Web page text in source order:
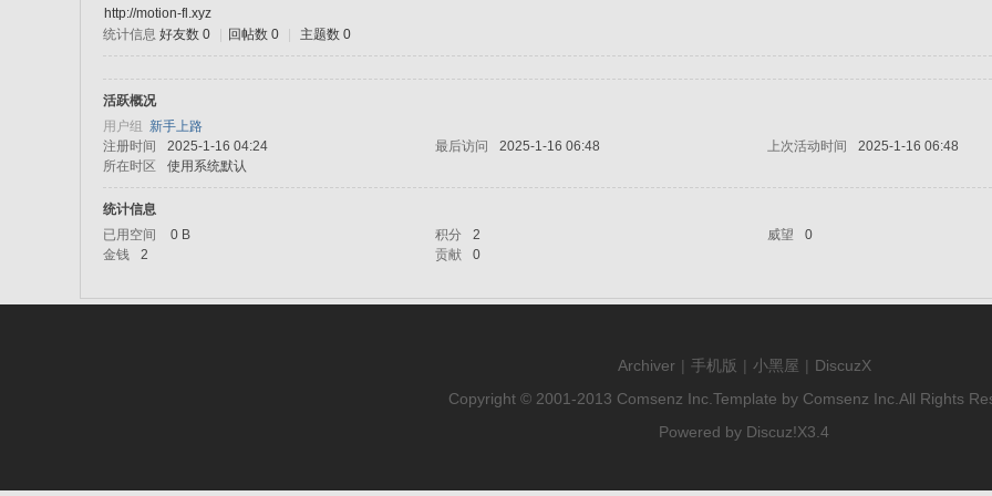
http://motion-fl.xyz
统计信息 好友数 0 回帖数 0 主题数 0
活跃概况
用户组 新手上路
注册时间
2025-1-16 04:24 最后访问 2025-1-16 06:48 上次活动时间
2025-1-16 06:48
所在时区
使用系统默认
统计信息
已用空间
0 B 积分 2 威望
0
金钱
2 贡献 0
Archiver | 手机版 | 小黑屋 | DiscuzX
Copyright © 2001-2013 Comsenz Inc. Template by Comsenz Inc. All Rights
Powered by Discuz!X3.4